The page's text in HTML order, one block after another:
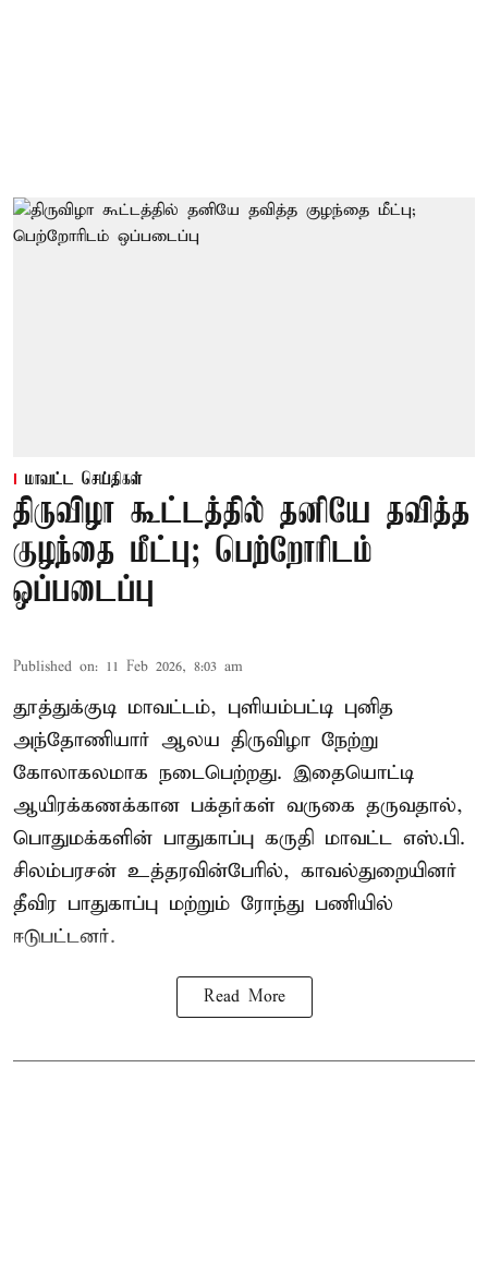
மாவட்ட செய்திகள்
திருவிழா கூட்டத்தில் தனியே தவித்த
குழந்தை மீட்பு; பெற்றோரிடம்
ஒப்படைப்பு
Published on: 11 Feb 2026, 8:03 am
தூத்துக்குடி மாவட்டம், புளியம்பட்டி புனித
அந்தோணியார் ஆலய திருவிழா நேற்று
கோலாகலமாக நடைபெற்றது. இதையொட்டி
ஆயிரக்கணக்கான பக்தர்கள் வருகை தருவதால்,
பொதுமக்களின் பாதுகாப்பு கருதி மாவட்ட எஸ்.பி.
சிலம்பரசன் உத்தரவின்பேரில், காவல்துறையினர்
தீவிர பாதுகாப்பு மற்றும் ரோந்து பணியில்
ஈடுபட்டனர்.
Read More